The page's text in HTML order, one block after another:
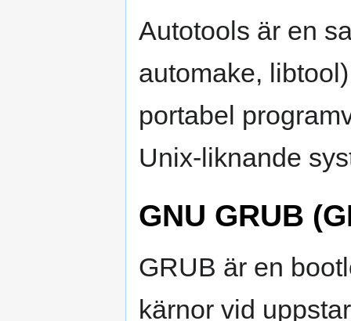
Autotools är en
automake,
portabel
Unix-liknande
GNU GRUB
GRUB är en
kärnor vid